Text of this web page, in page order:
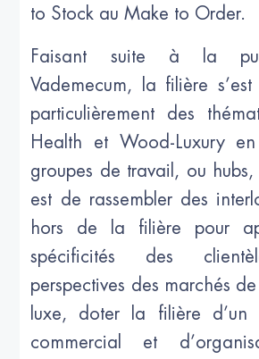
to Stock au Make to Order.
Faisant suite à la
Vademecum, la filière
particulièrement des
Health et Wood-Luxury
groupes de travail, ou
est de rassembler des
hors de la filière pour
spécificités des
perspectives des marchés
luxe, doter la filière d’un
commercial et